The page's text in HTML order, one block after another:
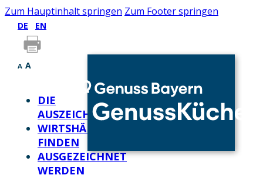
Zum Hauptinhalt springen Zum Footer springen
DE EN
A A
DIE
AUSZEICHNUNG
WIRTSHÄUSER
FINDEN
AUSGEZEICHNET
WERDEN